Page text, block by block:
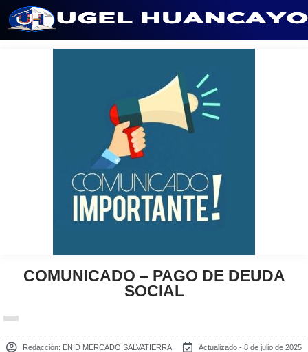
COMUNICADO – PAGO DE DEUDA
SOCIAL
Redacción: ENID MERCADO SALVATIERRA Actualizado - 8 de julio de 2025